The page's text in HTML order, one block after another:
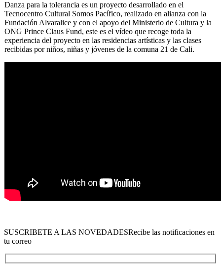
Danza para la tolerancia es un proyecto desarrollado en el
Tecnocentro Cultural Somos Pacífico, realizado en alianza con la
Fundación Alvaralice y con el apoyo del Ministerio de Cultura y la
ONG Prince Claus Fund, este es el vídeo que recoge toda la
experiencia del proyecto en las residencias artísticas y las clases
recibidas por niños, niñas y jóvenes de la comuna 21 de Cali.
SUSCRIBETE A LAS NOVEDADESRecibe las notificaciones en
tu correo